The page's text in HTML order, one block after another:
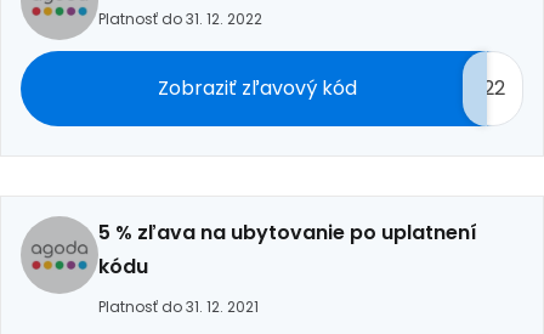
Platnosť do 31. 12. 2022
Zobraziť zľavový kód 22
5 % zľava na ubytovanie po uplatnení
kódu
Platnosť do 31. 12. 2021